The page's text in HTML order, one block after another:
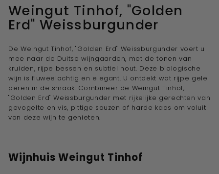
Weingut Tinhof, "Golden
Erd" Weissburgunder
De Weingut Tinhof, "Golden Erd" Weissburgunder voert u
mee naar de Duitse wijngaarden, met de tonen van
kruiden, rijpe bessen en subtiel hout. Deze biologische
wijn is fluweelachtig en elegant. U ontdekt wat rijpe gele
peren in de smaak. Combineer de Weingut Tinhof,
"Golden Erd" Weissburgunder met rijkelijke gerechten van
gevogelte en vis, pittige sauzen of harde kaas om voluit
van deze wijn te genieten.
WijnhuisWeingut Tinhof